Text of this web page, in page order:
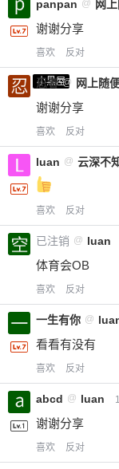
panpan @ 网
谢谢分享
喜欢 反对
小黑屋
忍者 @ 网上随
谢谢分享
喜欢 反对
luan @ 云深不
喜欢 反对
已注销 @ luan
体育会OB
喜欢 反对
一生有你 @
看看有没有
喜欢 反对
abcd @ luan
谢谢分享
喜欢 反对